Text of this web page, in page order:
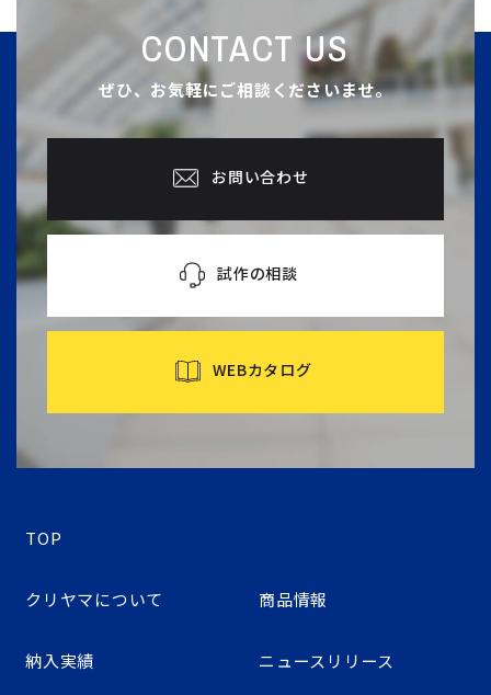
CONTACT US
ぜひ、お気軽にご相談くださいませ。
お問い合わせ
試作の相談
WEBカタログ
TOP
クリヤマについて 商品情報
納入実績 ニュースリリース